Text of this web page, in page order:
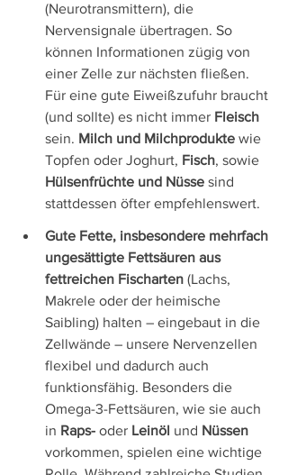
(Neurotransmittern), die
Nervensignale übertragen. So
können Informationen zügig von
einer Zelle zur nächsten fließen.
Für eine gute Eiweißzufuhr braucht
(und sollte) es nicht immer Fleisch
sein. Milch und Milchprodukte wie
Topfen oder Joghurt, Fisch, sowie
Hülsenfrüchte und Nüsse sind
stattdessen öfter empfehlenswert.
Gute Fette, insbesondere mehrfach
ungesättigte Fettsäuren aus
fettreichen Fischarten (Lachs,
Makrele oder der heimische
Saibling) halten – eingebaut in die
Zellwände – unsere Nervenzellen
flexibel und dadurch auch
funktionsfähig. Besonders die
Omega-3-Fettsäuren, wie sie auch
in Raps- oder Leinöl und Nüssen
vorkommen, spielen eine wichtige